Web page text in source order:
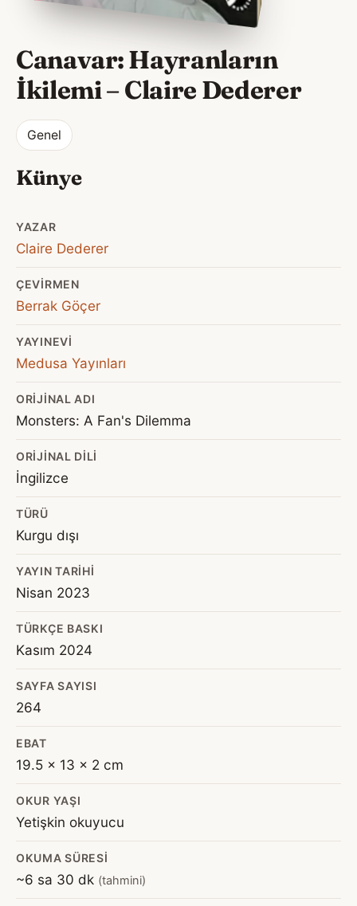
Canavar: Hayranların
İkilemi–Claire Dederer
Genel
Künye
YAZAR
Claire Dederer
ÇEVIRMEN
Berrak Göçer
YAYINEVI
Medusa Yayınları
ORIJINAL ADI
Monsters: A Fan's Dilemma
ORIJINAL DILI
İngilizce
TÜRÜ
Kurgu dışı
YAYIN TARIHI
Nisan 2023
TÜRKÇE BASKI
Kasım 2024
SAYFA SAYISI
264
EBAT
19.5 x 13 x 2 cm
OKUR YAŞI
Yetişkin okuyucu
OKUMA SÜRESI
~6 sa 30 dk (tahmini)